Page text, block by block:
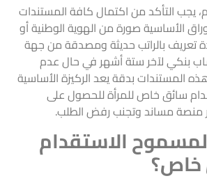
يجب التأكد من اكتمال كافة المستندات
الأساسية صورة من الهوية الوطنية أو
تعريف بالراتب حديثة ومصدقة من جهة
بنكي لآخر ستة أشهر في حال عدم
المستندات بدقة يعد الركيزة الأساسية
سائق خاص للمرأة للحصول على
منصة مساند وتجنب رفض الطلب.
الاستقدام